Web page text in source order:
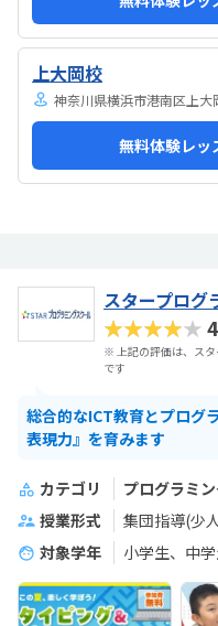
上大岡校
神奈川県横浜市港南区上
無料体験レッ
スタープログ
★★★★★
※ 上記の評価は、ス
です
総合的なICT教育とプログ
表現力』を育みます
カテゴリ プログラミ
授業形式
集団指導(少
対象学年
小学生、中